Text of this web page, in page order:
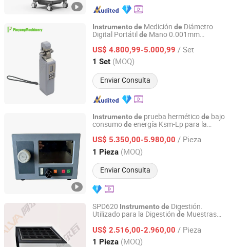
Instrumentode Medición de Diámetro
Digital Portátilde Mano 0.001mm
US$ 4.800,99-5.000,99 / Set
1 Set (MOQ)
Enviar Consulta
Dongguan Pinyang Wire And Cable Machinery Co., Ltd
Guangdong, China Desde 2025
Instrumentode prueba herméticode bajo
consumode energía Ksm-Lp para la
alimentos
US$ 5.350,00-5.980,00 / Pieza
1 Pieza (MOQ)
Enviar Consulta
Jinan Kosemo Precision Instruments Co., Ltd.
Shandong, China Desde 2026
SPD620 Instrumentode Digestión.
Utilizado para la Digestión de Muestras
etc., por InstitucionesdeInspección
Calidad
US$ 2.516,00-2.960,00 / Pieza
1 Pieza (MOQ)
Jinan Alva Instrument Co., Ltd.
Shandong, China Desde 2024